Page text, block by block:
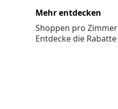
Mehr entdecken
Shoppen pro Zimmer
Entdecke die Rabatte